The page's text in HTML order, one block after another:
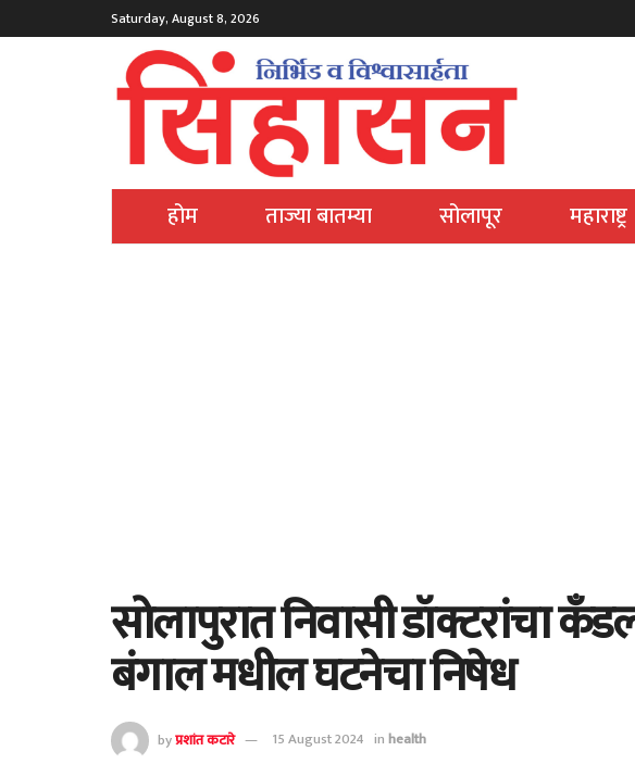
Saturday, August 8, 2026
होम ताज्या बातम्या सोलापूर महाराष्ट्र
सोलापुरात निवासी डॉक्टरांचा
बंगाल मधील घटनेचा निषेध
byप्रशांत कटारे 15 August 2024 inhealth